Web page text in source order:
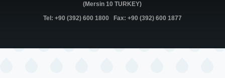
(Mersin 10 TURKEY)
Tel: +90 (392) 600 1800 Fax: +90 (392) 600 1877